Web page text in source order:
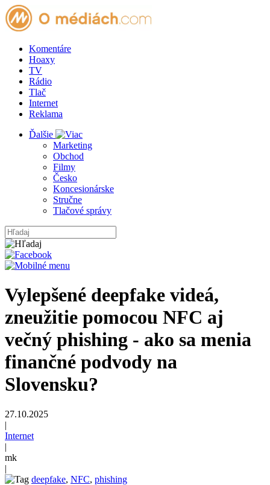
Komentáre
Hoaxy
TV
Rádio
Tlač
Internet
Reklama
Ďalšie
Marketing
Obchod
Filmy
Česko
Koncesionárske
Stručne
Tlačové správy
Vylepšené deepfake videá,
zneužitie pomocou NFC aj
večný phishing - ako sa menia
finančné podvody na
Slovensku?
27.10.2025
|
Internet
|
mk
|
deepfake, NFC, phishing